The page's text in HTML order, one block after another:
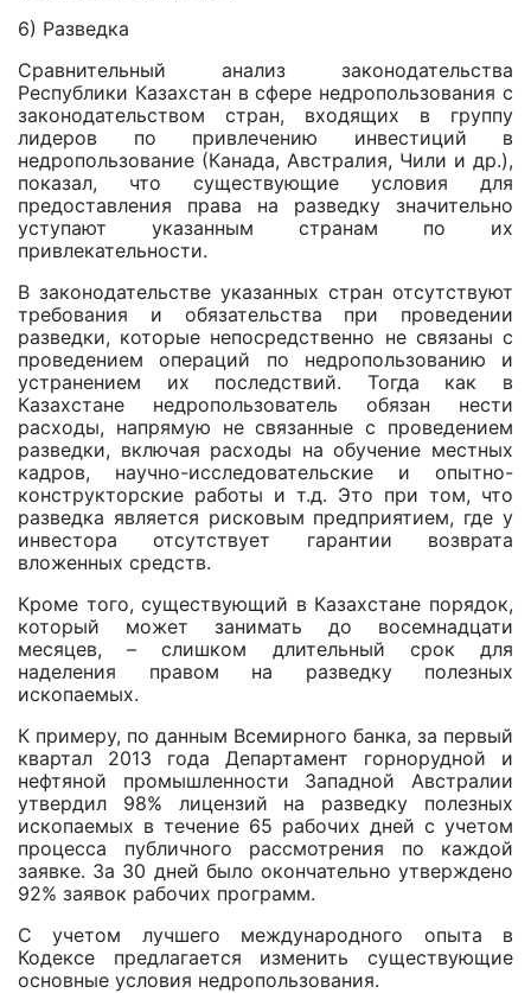
6) Разведка
Сравнительный анализ законодательства
Республики Казахстан в сфере недропользования с
законодательством стран, входящих в группу
лидеров по привлечению инвестиций в
недропользование (Канада, Австралия, Чили и др.),
показал, что существующие условия для
предоставления права на разведку значительно
уступают указанным странам по их
привлекательности.
В законодательстве указанных стран отсутствуют
требования и обязательства при проведении
разведки, которые непосредственно не связаны c
проведением операций по недропользованию и
устранением их последствий. Тогда как в
Казахстане недропользователь обязан нести
расходы, напрямую не связанные с проведением
разведки, включая расходы на обучение местных
кадров, научно-исследовательские и опытно-
конструкторские работы и т.д. Это при том, что
разведка является рисковым предприятием, где у
инвестора отсутствует гарантии возврата
вложенных средств.
Кроме того, существующий в Казахстане порядок,
который может занимать до восемнадцати
месяцев, – слишком длительный срок для
наделения правом на разведку полезных
ископаемых.
К примеру, по данным Всемирного банка, за первый
квартал 2013 года Департамент горнорудной и
нефтяной промышленности Западной Австралии
утвердил 98% лицензий на разведку полезных
ископаемых в течение 65 рабочих дней с учетом
процесса публичного рассмотрения по каждой
заявке. За 30 дней было окончательно утверждено
92% заявок рабочих программ.
С учетом лучшего международного опыта в
Кодексе предлагается изменить существующие
основные условия недропользования.